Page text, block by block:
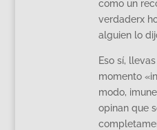
como un
verdaderx
alguien lo
Eso sí,
momento
modo,
opinan que